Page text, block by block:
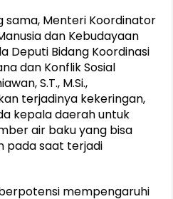
sama, Menteri Koordinator
dan Kebudayaan
Deputi Bidang Koordinasi
dan Konflik Sosial
S.T., M.Si.,
terjadinya kekeringan,
kepala daerah untuk
air baku yang bisa
pada saat terjadi
mempengaruhi